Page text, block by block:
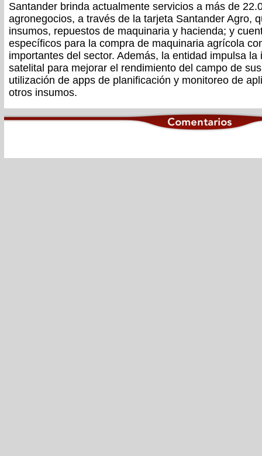
Santander brinda actualmente servicios a más de
agronegocios, a través de la tarjeta Santander Agro,
insumos, repuestos de maquinaria y hacienda; y
específicos para la compra de maquinaria agrícola
importantes del sector. Además, la entidad impulsa
satelital para mejorar el rendimiento del campo de
utilización de apps de planificación y monitoreo de
otros insumos.